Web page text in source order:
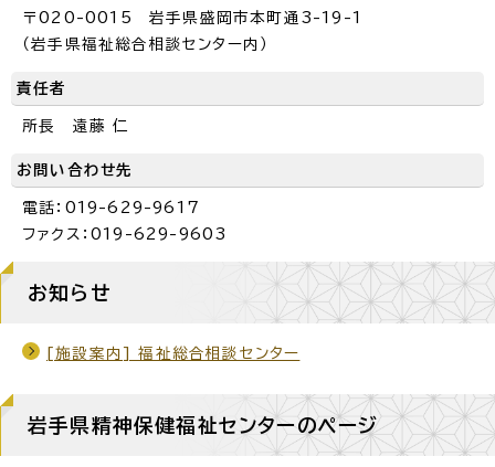
〒020-0015 岩手県盛岡市本町通3-19-1
（岩手県福祉総合相談センター内）
責任者
所長 遠藤 仁
お問い合わせ先
電話：019-629-9617
ファクス：019-629-9603
お知らせ
[施設案内] 福祉総合相談センター
岩手県精神保健福祉センターのページ